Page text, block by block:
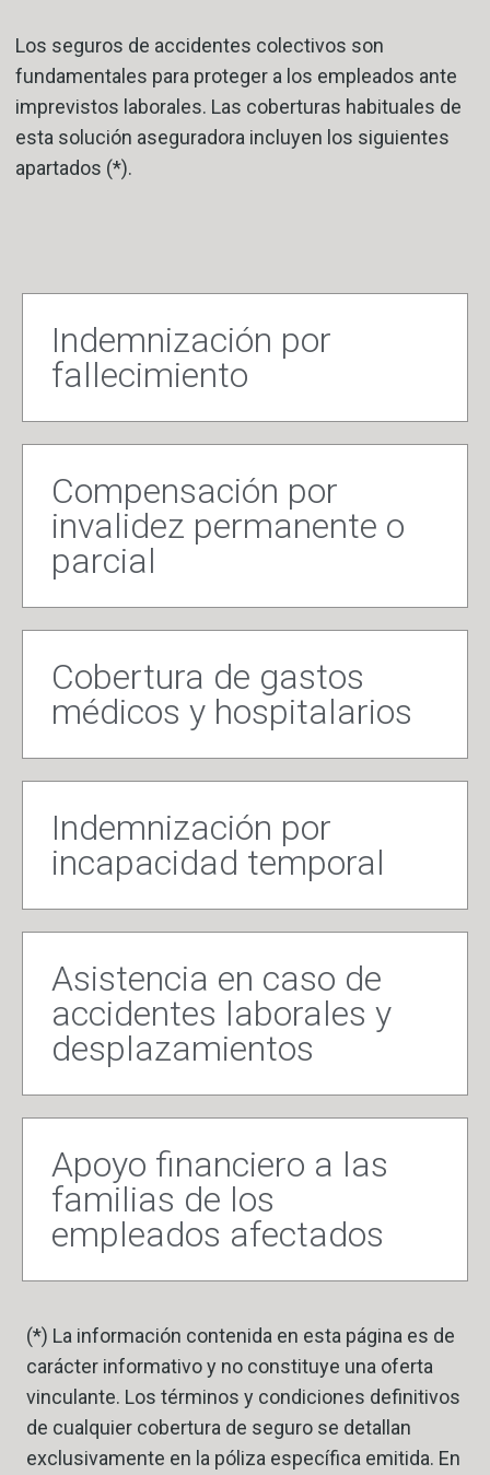
Los seguros de accidentes colectivos son
fundamentales para proteger a los empleados ante
imprevistos laborales. Las coberturas habituales de
esta solución aseguradora incluyen los siguientes
apartados (*).
Indemnización por
fallecimiento
Compensación por
invalidez permanente o
parcial
Cobertura de gastos
médicos y hospitalarios
Indemnización por
incapacidad temporal
Asistencia en caso de
accidentes laborales y
desplazamientos
Apoyo financiero a las
familias de los
empleados afectados
(*) La información contenida en esta página es de
carácter informativo y no constituye una oferta
vinculante. Los términos y condiciones definitivos
de cualquier cobertura de seguro se detallan
exclusivamente en la póliza específica emitida. En